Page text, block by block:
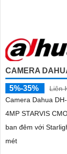
CAMERA
5%-35%
Liên
Camera Dahua
4MP STARVIS CMOS
ban đêm với
mét